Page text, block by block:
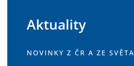
Aktuality
NOVINKY Z ČR A ZE SVĚTA